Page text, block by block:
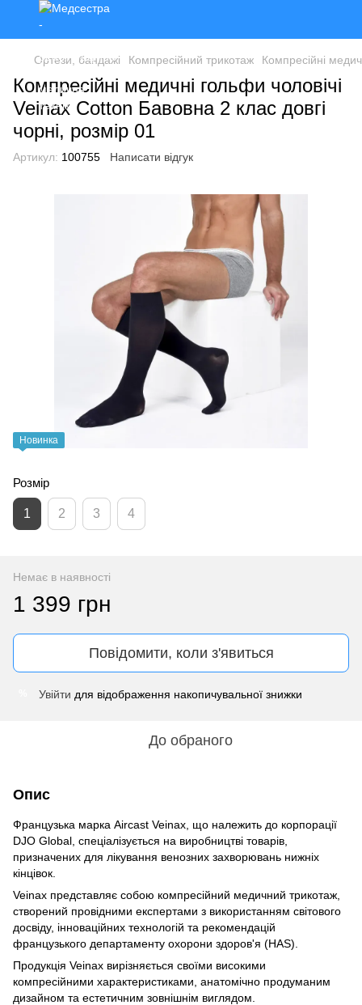
Ортези, бандажі Компресійний трикотаж Компресійні
Компресійні медичні гольфи чоловічі
Veinax Cotton Бавовна 2 клас довгі
чорні, розмір 01
Артикул: 100755 Написати відгук
Новинка
Розмір
1 2 3 4
Немає в наявності
1 399 грн
Повідомити, коли з'явиться
Увійти для відображення накопичувальної знижки
До обраного
Опис
Французька марка Aircast Veinax, що належить до корпорації
DJO Global, спеціалізується на виробництві товарів,
призначених для лікування венозних захворювань нижніх
кінцівок.
Veinax представляє собою компресійний медичний трикотаж,
створений провідними експертами з використанням світового
досвіду, інноваційних технологій та рекомендацій
французького департаменту охорони здоров'я (HAS).
Продукція Veinax вирізняється своїми високими
компресійними характеристиками, анатомічно продуманим
дизайном та естетичним зовнішнім виглядом.